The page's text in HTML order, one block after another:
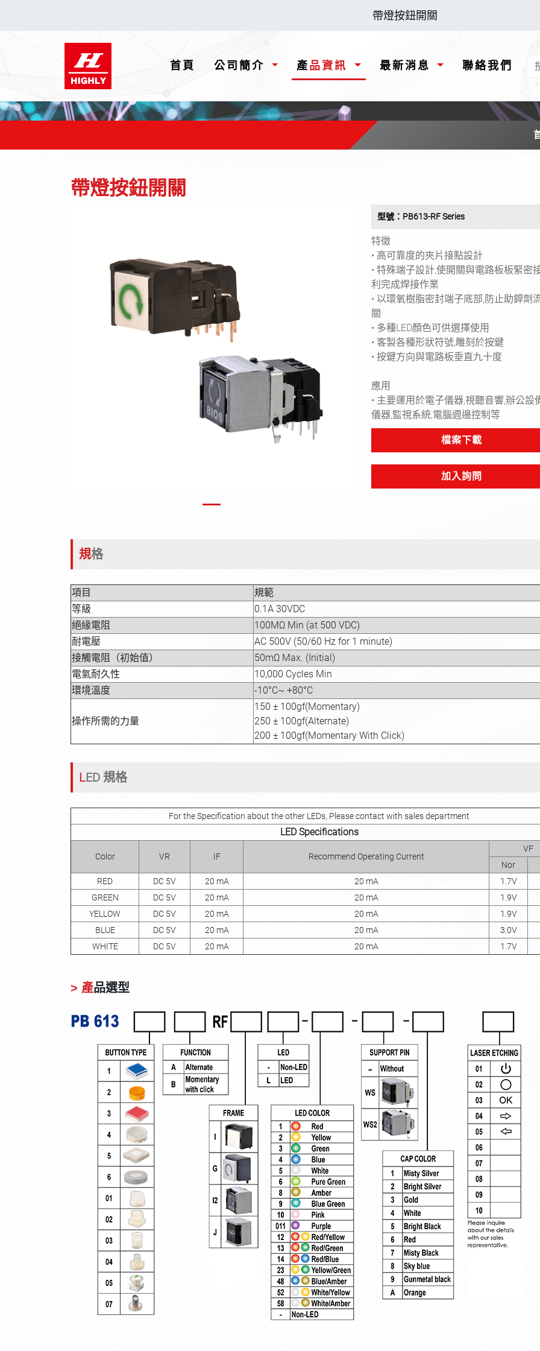
帶燈按鈕開關
首頁 (current)
公司簡介 產品資訊 最新消息 聯絡我們
帶燈按鈕開關
型號：PB613-RF Series
特徵
• 高可靠度的夾片接點設計
• 特殊端子設計,使開關與電路板板緊密
利完成焊接作業
• 以環氧樹脂密封端子底部,防止助銲劑
關
• 多種LED顏色可供選擇使用
• 客製各種形狀符號,雕刻於按鍵
• 按鍵方向與電路板垂直九十度
應用
• 主要運用於電子儀器,視聽音響,辦公設
儀器,監視系統,電腦週邊控制等
檔案下載
加入詢問
規格
項目
規範
等級
0.1A 30VDC
絕緣電阻
100MΩ Min (at 500 VDC)
耐電壓
AC 500V (50/60 Hz for 1 minute)
接觸電阻（初始值）
50mΩ Max. (Initial)
電氣耐久性
10,000 Cycles Min
環境溫度
-10°C~ +80°C
操作所需的力量
150 ± 100gf(Momentary)
250 ± 100gf(Alternate)
200 ± 100gf(Momentary With Click)
LED 規格
For the Specification about the other LEDs, Please contact with sales department
LED Specifications
Color VR IF Recommend Operating Current
VF
Nor
RED
DC 5V 20 mA 20 mA 1.7V
GREEN
DC 5V 20 mA 20 mA 1.9V
YELLOW
DC 5V 20 mA 20 mA 1.9V
BLUE
DC 5V 20 mA 20 mA 3.0V
WHITE
DC 5V 20 mA 20 mA 1.7V
> 產品選型